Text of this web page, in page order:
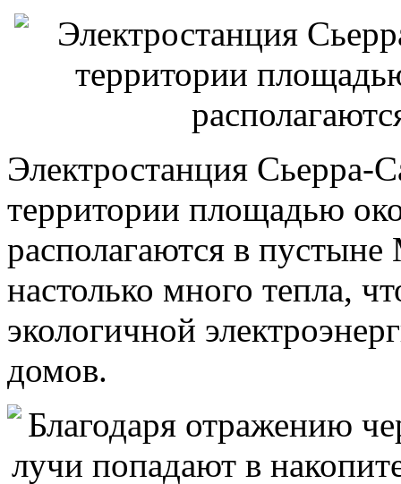
Электростанция Сьерра-
территории площадью
располагаются в
настолько много тепла,
экологичной
домов.